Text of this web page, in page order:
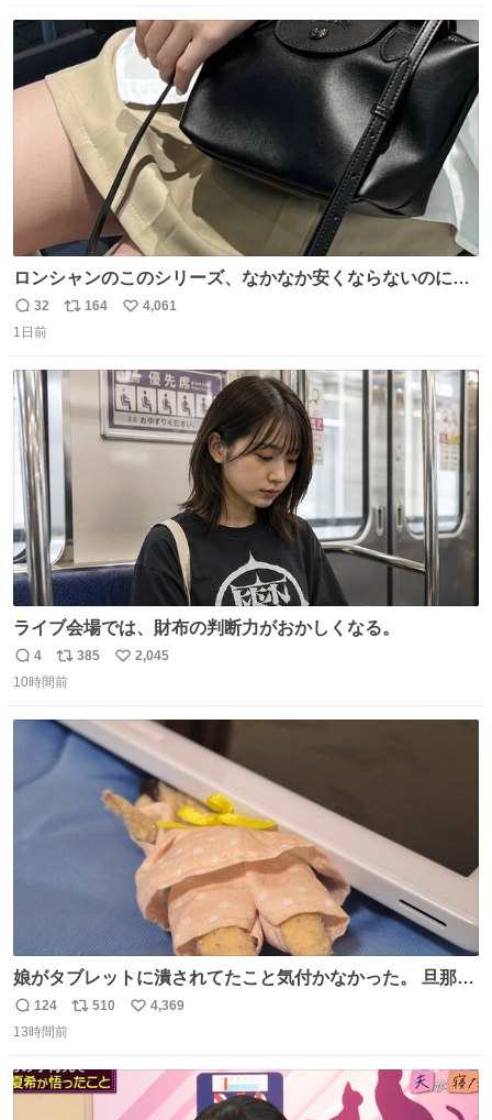
ト
数
ロンシャンのこのシリーズ、なかなか安くならないのにセ
ール価格になってる🖤✨レザーなのが反則級にかわいい。
持ってるだけでコーデが格上げされる。
返
信
32
リ
数
164
い
数
4,061
1日前
ライブ会場では、財布の判断力がおかしくなる。
返
信
4
リ
ポ
ト
数
385
い
数
2,045
10時間前
娘がタブレットに潰されてたこと気付かなかった。 旦那だ
けは娘の波長を感じ取れるから声出せずともSOSが伝わっ
たらしい。 急いで旦那が救出して、泣きじゃくる娘に自分
3回ほど。 小さい手だけど、地味に痛い。 その後、娘は旦
那に泣きついてた。
返
信
124
リ
ト
510
い
4,369
13時間前